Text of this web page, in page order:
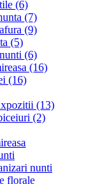
(6)
(7)
(9)
(5)
(6)
(16)
(16)
(13)
(2)
nunti
florale